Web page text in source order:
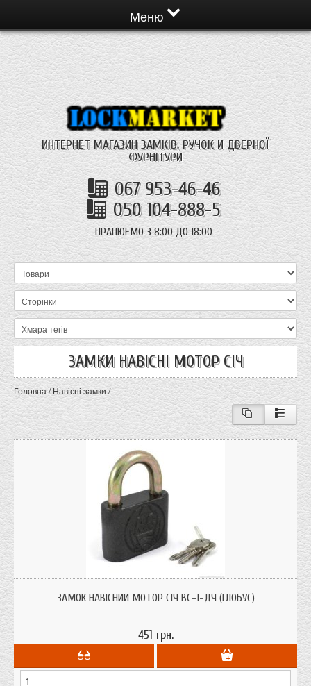
Меню
ИНТЕРНЕТ МАГАЗИН ЗАМКІВ, РУЧОК И ДВЕРНОЇ
ФУРНІТУРИ
067 953-46-46
050 104-888-5
ПРАЦЮЕМО З 8:00 ДО 18:00
ЗАМКИ НАВІСНІ МОТОР СІЧ
Головна/Навісні замки/
ЗАМОК НАВІСНИЙ МОТОР СІЧ ВС-1-ДЧ (ГЛОБУС)
451 грн.